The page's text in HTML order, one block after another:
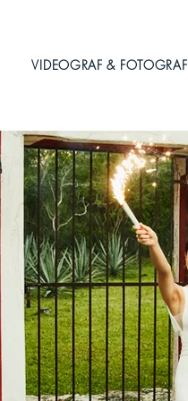
VIDEOGRAF & FOTOGRAF